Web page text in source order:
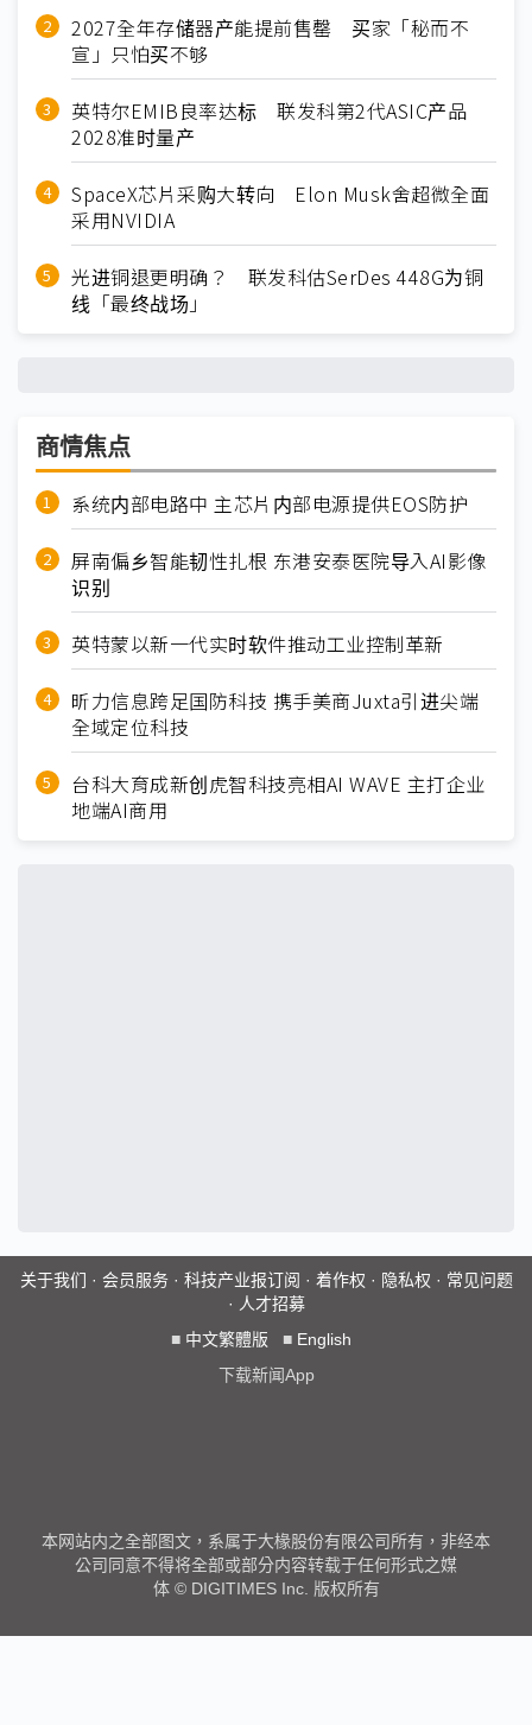
2027全年存储器产能提前售罄 买家「秘而不
宣」只怕买不够
英特尔EMIB良率达标 联发科第2代ASIC产品
2028准时量产
SpaceX芯片采购大转向 Elon Musk舍超微全面
采用NVIDIA
光进铜退更明确？ 联发科估SerDes 448G为铜
线「最终战场」
商情焦点
系统内部电路中 主芯片内部电源提供EOS防护
屏南偏乡智能韧性扎根 东港安泰医院导入AI影像
识别
英特蒙以新一代实时软件推动工业控制革新
昕力信息跨足国防科技 携手美商Juxta引进尖端
全域定位科技
台科大育成新创虎智科技亮相AI WAVE 主打企业
地端AI商用
关于我们 · 会员服务· 科技产业报订阅 · 着作权 · 隐私权 · 常见问题
· 人才招募
■ 中文繁體版 ■ English
下载新闻App
本网站内之全部图文，系属于大椽股份有限公司所有，非经本
公司同意不得将全部或部分内容转载于任何形式之媒
体 © DIGITIMES Inc. 版权所有